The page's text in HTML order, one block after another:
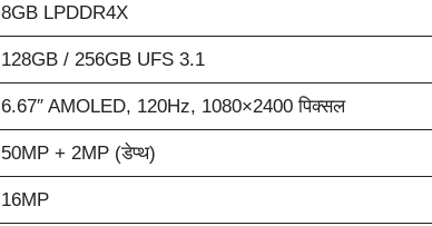
8GB LPDDR4X
128GB / 256GB UFS 3.1
6.67″ AMOLED, 120Hz, 1080×2400 पिक्सल
50MP + 2MP (डेप्थ)
16MP